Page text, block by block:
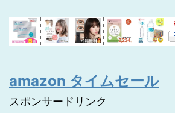
amazon タイムセール
スポンサードリンク